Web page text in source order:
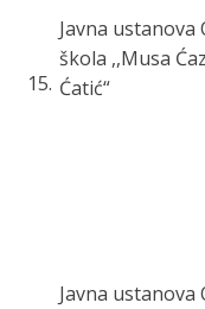
15.
Javna ustanova
škola ,,Musa
Ćatić“
Javna ustanova